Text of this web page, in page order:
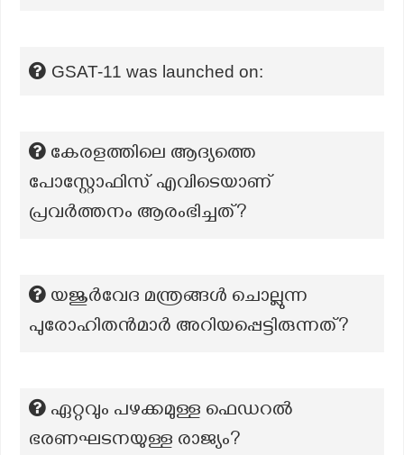
GSAT-11 was launched on:
കേരളത്തിലെ ആദ്യത്തെ
പോസ്റ്റോഫിസ് എവിടെയാണ്
പ്രവര്‍ത്തനം ആരംഭിച്ചത്?
യജുർവേദ മന്ത്രങ്ങൾ ചൊല്ലുന്ന
പുരോഹിതൻമാർ അറിയപ്പെട്ടിരുന്നത്?
ഏറ്റവും പഴക്കമുള്ള ഫെഡറൽ
ഭരണഘടനയുള്ള രാജ്യം?